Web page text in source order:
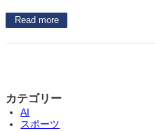
Read more
カテゴリー
AI
スポーツ